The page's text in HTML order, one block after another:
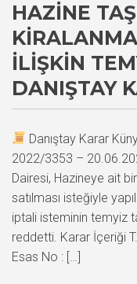
HAZINE
İLIŞKIN
DANIŞTAY
Danıştay Karar
2022/3353 –
Dairesi, Hazineye ait
satılması isteğiyle
iptali isteminin temyiz
reddetti. Karar İçeriği
Esas No : […]